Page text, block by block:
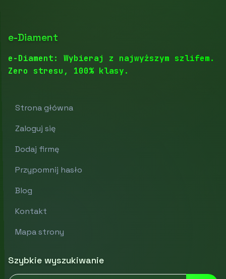
e-Diament
e-Diament: Wybieraj z najwyższym szlifem.
Zero stresu, 100% klasy.
Strona główna
Zaloguj się
Dodaj firmę
Przypomnij hasło
Blog
Kontakt
Mapa strony
Szybkie wyszukiwanie